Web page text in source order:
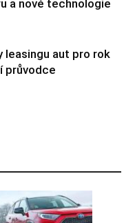
a nové technologie
leasingu aut pro rok
průvodce